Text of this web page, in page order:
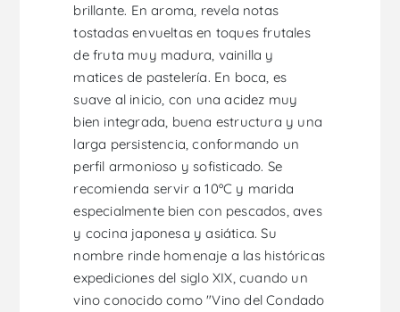
brillante. En aroma, revela notas
tostadas envueltas en toques frutales
de fruta muy madura, vainilla y
matices de pastelería. En boca, es
suave al inicio, con una acidez muy
bien integrada, buena estructura y una
larga persistencia, conformando un
perfil armonioso y sofisticado. Se
recomienda servir a 10ºC y marida
especialmente bien con pescados, aves
y cocina japonesa y asiática. Su
nombre rinde homenaje a las históricas
expediciones del siglo XIX, cuando un
vino conocido como "Vino del Condado